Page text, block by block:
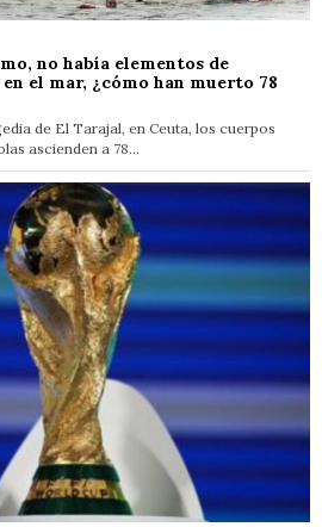
no había elementos de
el mar, ¿cómo han muerto 78
de El Tarajal, en Ceuta, los cuerpos
ascienden a 78…